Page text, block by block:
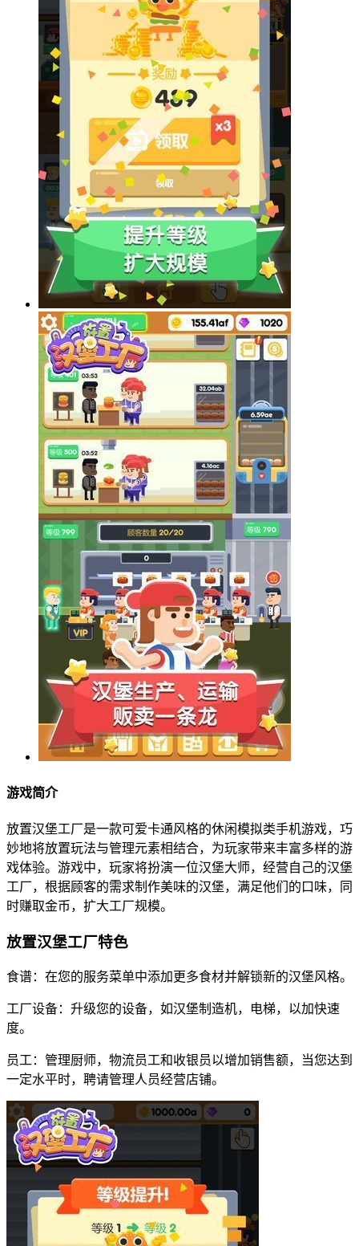
游戏简介
放置汉堡工厂是一款可爱卡通风格的休闲模拟类手机游戏，巧
妙地将放置玩法与管理元素相结合，为玩家带来丰富多样的游
戏体验。游戏中，玩家将扮演一位汉堡大师，经营自己的汉堡
工厂，根据顾客的需求制作美味的汉堡，满足他们的口味，同
时赚取金币，扩大工厂规模。
放置汉堡工厂特色
食谱：在您的服务菜单中添加更多食材并解锁新的汉堡风格。
工厂设备：升级您的设备，如汉堡制造机，电梯，以加快速
度。
员工：管理厨师，物流员工和收银员以增加销售额，当您达到
一定水平时，聘请管理人员经营店铺。